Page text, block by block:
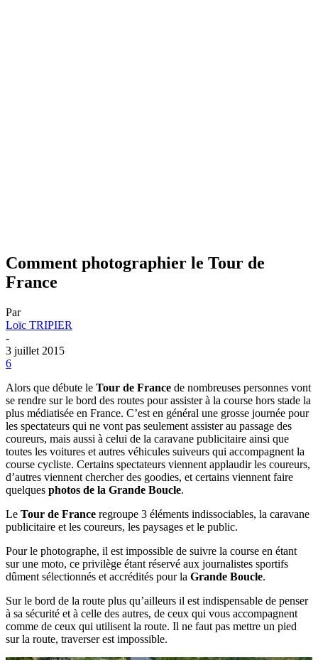
Comment photographier le Tour de
France
Par
Loïc TRIPIER
-
3 juillet 2015
6
Alors que débute le Tour de France de nombreuses personnes vont
se rendre sur le bord des routes pour assister à la course hors stade la
plus médiatisée en France. C’est en général une grosse journée pour
les spectateurs qui ne vont pas seulement assister au passage des
coureurs, mais aussi à celui de la caravane publicitaire ainsi que
toutes les voitures et autres véhicules suiveurs qui accompagnent la
course cycliste. Certains spectateurs viennent applaudir les coureurs,
d’autres viennent chercher des goodies, et certains viennent faire
quelques photos de la Grande Boucle.
Le Tour de France regroupe 3 éléments indissociables, la caravane
publicitaire et les coureurs, les paysages et le public.
Pour le photographe, il est impossible de suivre la course en étant
sur une moto, ce privilège étant réservé aux journalistes sportifs
dûment sélectionnés et accrédités pour la Grande Boucle.
Sur le bord de la route plus qu’ailleurs il est indispensable de penser
à sa sécurité et à celle des autres, de ceux qui vous accompagnent
comme de ceux qui utilisent la route. Il ne faut pas mettre un pied
sur la route, traverser est impossible.